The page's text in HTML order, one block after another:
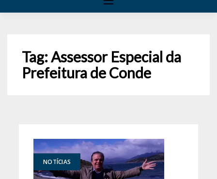
Tag:Assessor Especial da
Prefeitura de Conde
NOTÍCIAS